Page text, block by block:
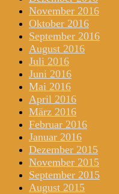
November 2016
Oktober 2016
September 2016
August 2016
Juli 2016
Juni 2016
Mai 2016
April 2016
März 2016
Februar 2016
Januar 2016
Dezember 2015
November 2015
September 2015
August 2015